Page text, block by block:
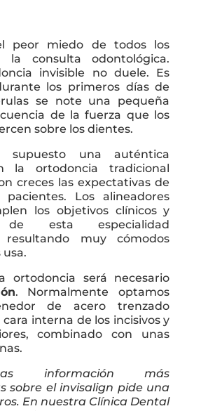
peor miedo de todos los
la consulta odontológica.
invisible no duele. Es
los primeros días de
se note una pequeña
de la fuerza que los
sobre los dientes.
supuesto una auténtica
la ortodoncia tradicional
creces las expectativas de
Los alineadores
los objetivos clínicos y
de esta especialidad
resultando muy cómodos
usa.
ortodoncia será necesario
. Normalmente optamos
de acero trenzado
interna de los incisivos y
combinado con unas
información más
sobre el invisalign pide una
En nuestra Clínica Dental